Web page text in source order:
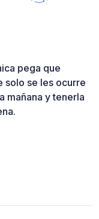
pega que
solo se les ocurre
mañana y tenerla